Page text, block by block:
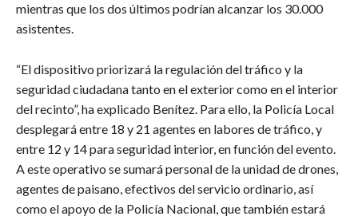
mientras que los dos últimos podrían alcanzar los 30.000
asistentes.
“El dispositivo priorizará la regulación del tráfico y la
seguridad ciudadana tanto en el exterior como en el interior
del recinto”, ha explicado Benítez. Para ello, la Policía Local
desplegará entre 18 y 21 agentes en labores de tráfico, y
entre 12 y 14 para seguridad interior, en función del evento.
A este operativo se sumará personal de la unidad de drones,
agentes de paisano, efectivos del servicio ordinario, así
como el apoyo de la Policía Nacional, que también estará